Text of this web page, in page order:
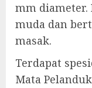
mm diameter.
muda dan
masak.
Terdapat
Mata